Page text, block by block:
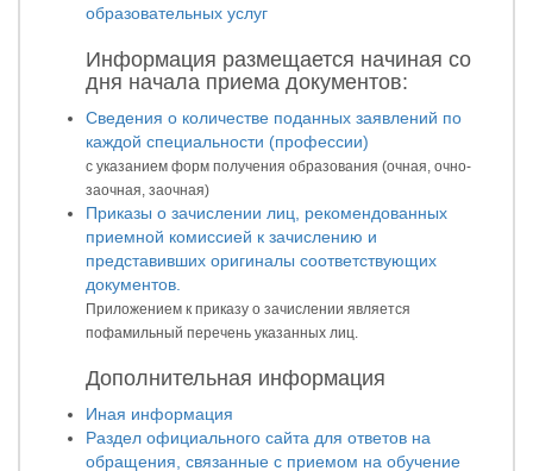
образовательных услуг
Информация размещается начиная со
дня начала приема документов:
Сведения о количестве поданных заявлений по
каждой специальности (профессии)
с указанием форм получения образования (очная, очно-
заочная, заочная)
Приказы о зачислении лиц, рекомендованных
приемной комиссией к зачислению и
представивших оригиналы соответствующих
документов.
Приложением к приказу о зачислении является
пофамильный перечень указанных лиц.
Дополнительная информация
Иная информация
Раздел официального сайта для ответов на
обращения, связанные с приемом на обучение